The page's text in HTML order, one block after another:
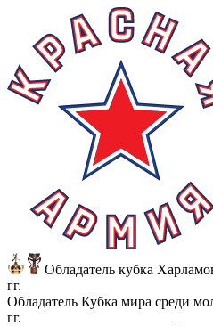
Обладатель кубка
гг.
Обладатель Кубка мира среди
гг.